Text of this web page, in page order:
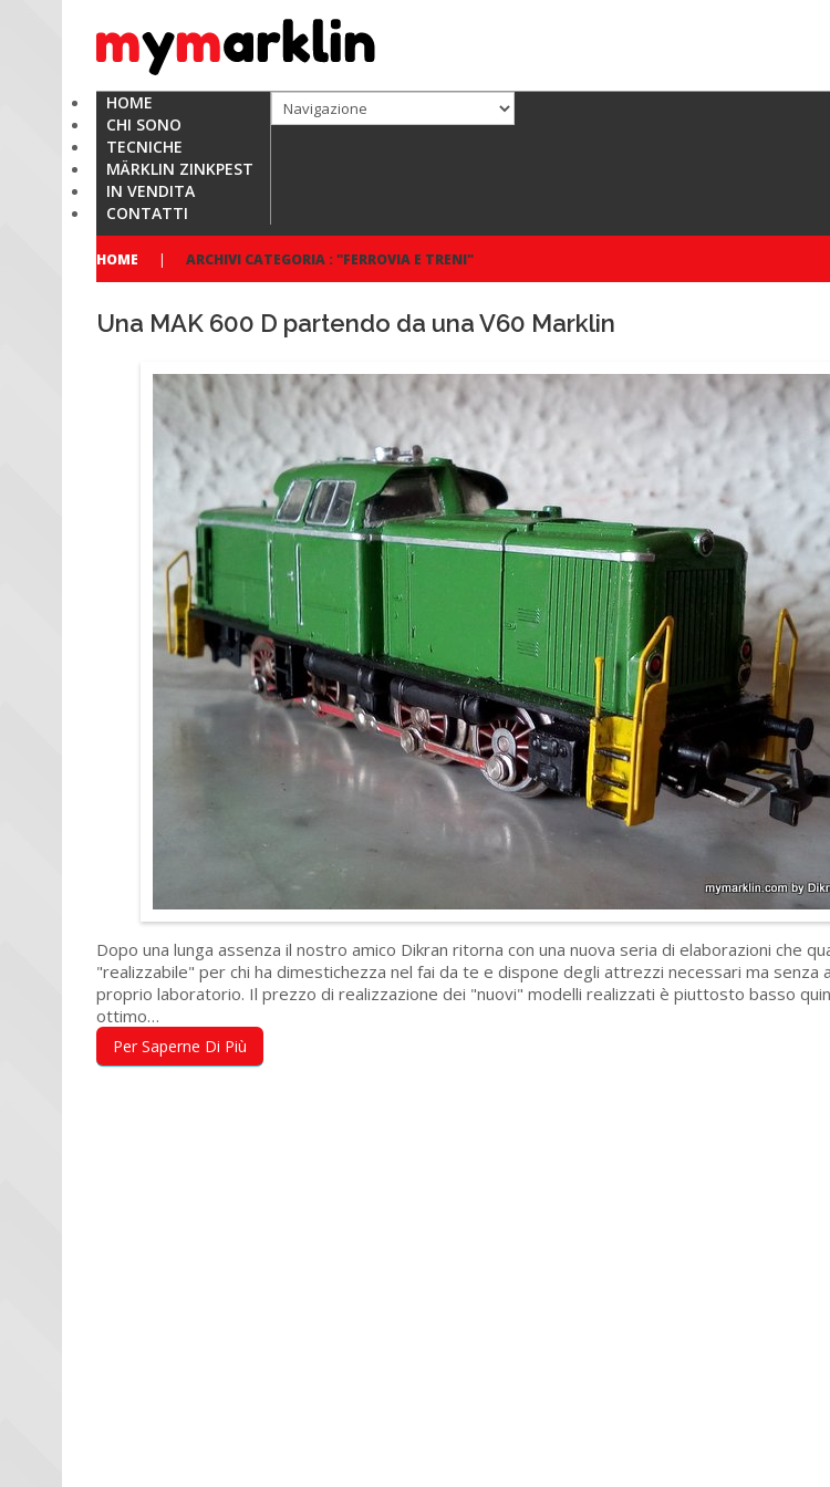
HOME
CHI SONO
TECNICHE
MÄRKLIN ZINKPEST
IN VENDITA
CONTATTI
HOME ARCHIVI CATEGORIA : "FERROVIA E TRENI"
Una MAK 600 D partendo da una V60 Marklin
Dopo una lunga assenza il nostro amico Dikran ritorna con una nuova seria di elaborazioni che
"realizzabile" per chi ha dimestichezza nel fai da te e dispone degli attrezzi necessari ma senza
proprio laboratorio. Il prezzo di realizzazione dei "nuovi" modelli realizzati è piuttosto basso
ottimo…
Per Saperne Di Più